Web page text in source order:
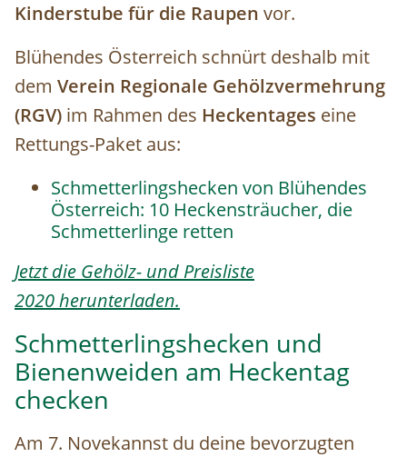
Kinderstube für die Raupen vor.
Blühendes Österreich schnürt deshalb mit
dem Verein Regionale Gehölzvermehrung
(RGV) im Rahmen des Heckentages eine
Rettungs-Paket aus:
Schmetterlingshecken von Blühendes
Österreich: 10 Heckensträucher, die
Schmetterlinge retten
Jetzt die Gehölz- und Preisliste
2020 herunterladen.
Schmetterlingshecken und
Bienenweiden am Heckentag
checken
Am 7. Novekannst du deine bevorzugten